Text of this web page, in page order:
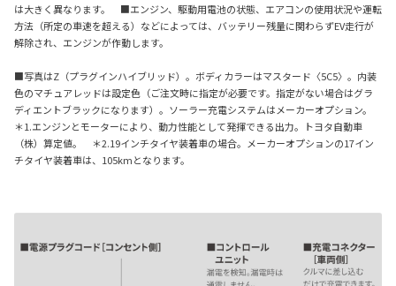
は大きく異なります。 ■エンジン、駆動用電池の状態、エアコンの使用状況や運転
方法（所定の車速を超える）などによっては、バッテリー残量に関わらずEV走行が
解除され、エンジンが作動します。
■写真はZ（プラグインハイブリッド）。ボディカラーはマスタード〈5C5〉。内装
色のマチュアレッドは設定色（ご注文時に指定が必要です。指定がない場合はグラ
ディエントブラックになります）。ソーラー充電システムはメーカーオプション。
＊1.エンジンとモーターにより、動力性能として発揮できる出力。トヨタ自動車
（株）算定値。 ＊2.19インチタイヤ装着車の場合。メーカーオプションの17イン
チタイヤ装着車は、105kmとなります。